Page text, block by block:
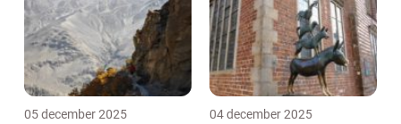
05 december 2025 04 december 2025